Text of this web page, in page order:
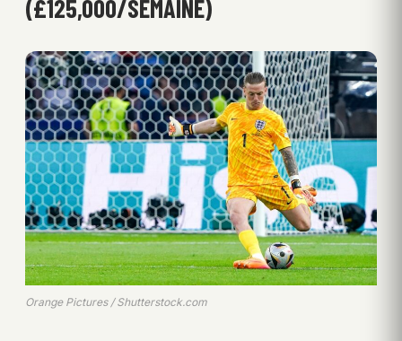
(£125,000/SEMAINE)
Orange Pictures / Shutterstock.com